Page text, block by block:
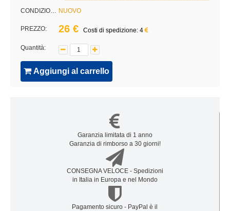
CONDIZIONE: NUOVO
PREZZO: 26 € Costi di spedizione: 4
Quantità:
Aggiungi al carrello
Garanzia limitata di 1 anno
Garanzia di rimborso a 30 giorni!
CONSEGNA VELOCE - Spedizioni
in Italia in Europa e nel Mondo
Pagamento sicuro - PayPal è il